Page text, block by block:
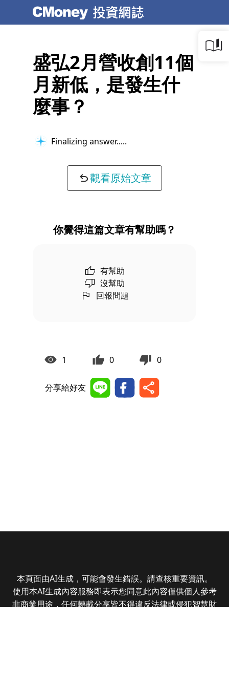
盛弘2月營收創11個
月新低，是發生什
麼事？
Finalizing answer...
觀看原始文章
你覺得這篇文章有幫助嗎？
有幫助
沒幫助
回報問題
1 0 0
分享給好友
本頁面由AI生成，可能會發生錯誤。請查核重要資訊。
使用本AI生成內容服務即表示您同意此內容僅供個人參考
非商業用途，任何轉載分享皆不得違反法律或侵犯智慧財